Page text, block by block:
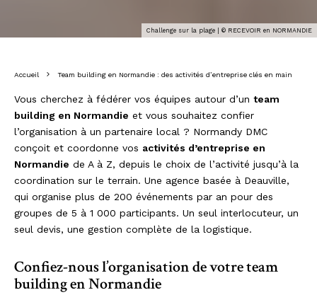
Challenge sur la plage | © RECEVOIR en NORMANDIE
Accueil Team building en Normandie : des activités d’entreprise clés en main
Vous cherchez à fédérer vos équipes autour d’un team
building en Normandie et vous souhaitez confier
l’organisation à un partenaire local ? Normandy DMC
conçoit et coordonne vos activités d’entreprise en
Normandie de A à Z, depuis le choix de l’activité jusqu’à la
coordination sur le terrain. Une agence basée à Deauville,
qui organise plus de 200 événements par an pour des
groupes de 5 à 1 000 participants. Un seul interlocuteur, un
seul devis, une gestion complète de la logistique.
Confiez-nous l’organisation de votre team
building en Normandie